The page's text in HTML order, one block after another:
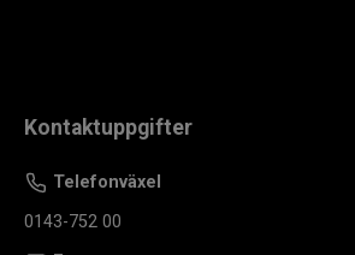
Kontaktuppgifter
Telefonväxel
0143-752 00